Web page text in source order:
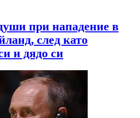
при нападение в
след като
и дядо си